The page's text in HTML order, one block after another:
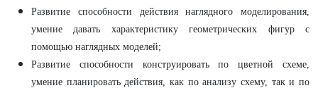
Развитие способности действия наглядного моделирования,
умение давать характеристику геометрических фигур с
помощью наглядных моделей;
Развитие способности конструировать по цветной схеме,
умение планировать действия, как по анализу схему, так и по